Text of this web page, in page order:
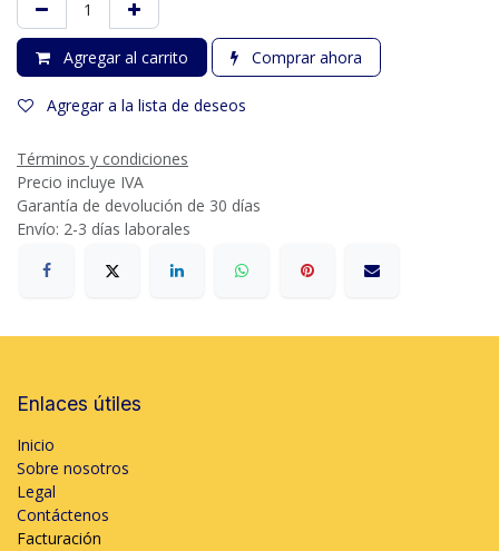
Agregar al carrito Comprar ahora
Agregar a la lista de deseos
Términos y condiciones
Precio incluye IVA
Garantía de devolución de 30 días
Envío: 2-3 días laborales
Enlaces útiles
Inicio
Sobre nosotros
Legal
Contáctenos
Facturación